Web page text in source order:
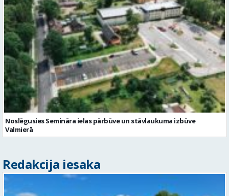
Noslēgusies Semināra ielas pārbūve un stāvlaukuma izbūve
Valmierā
Redakcija iesaka